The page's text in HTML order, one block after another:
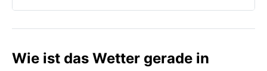
Wie ist das Wetter gerade in